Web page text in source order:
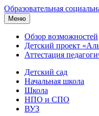
Образовательная
Меню
Обзор возможностей
Детский проект
Аттестация
Детский сад
Начальная школа
Школа
НПО и СПО
ВУЗ